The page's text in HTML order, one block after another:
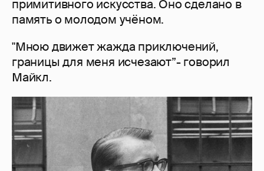
примитивного искусства. Оно сделано в
память о молодом учёном.
"Мною движет жажда приключений,
границы для меня исчезают”- говорил
Майкл.